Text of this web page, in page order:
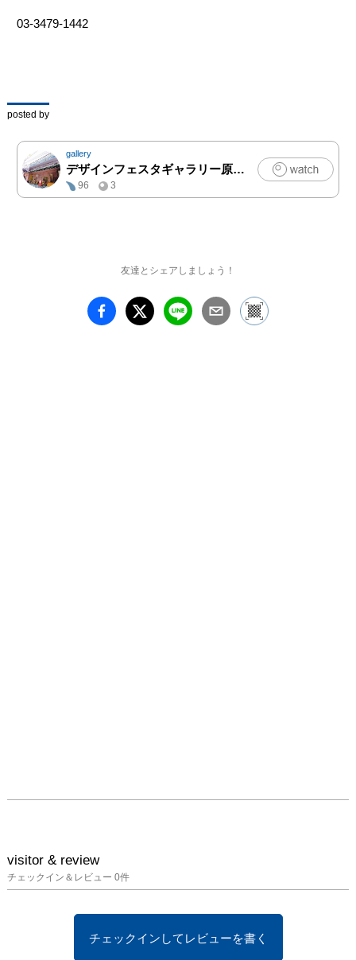
そんな時代だからこそあ
選んだハガキを、無事に
書き終わって郵便局で差
し出す瞬間のワクワク感
とポストを開けてハガキ
を見つけた瞬間のドキド
キ感は、メールでは味わ
ースEAST ART PIECE
表現する年賀状作品を一
堂に集めた参加型企画展
03-3479-1442
posted by
gallery
デザインフェスタギャラリー原宿
アート,写真,クラフト,
96
3
友達とシェアしましょう！
visitor & review
チェックイン＆レビュー 0件
チェックインしてレビューを書く